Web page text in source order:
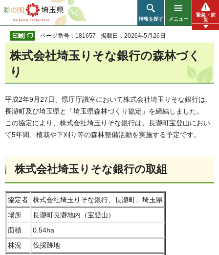
彩の国 埼玉県
情報を探す メニュー
緊急・防
災
ページ番号：181657 掲載日：2026年5月26日
株式会社埼玉りそな銀行の森林づく
り
平成2年9月27日、県庁庁議室において株式会社埼玉りそな銀行は、
長瀞町及び埼玉県と「埼玉県森林づくり協定」を締結しました。
この協定により、株式会社埼玉りそな銀行は、長瀞町宝登山におい
て5年間、植栽や下刈り等の森林整備活動を実施する予定です。
株式会社埼玉りそな銀行の取組
協定者 株式会社埼玉りそな銀行、長瀞町、埼玉県
場所
長瀞町長瀞地内（宝登山）
面積
0.54ha
林況
伐採跡地